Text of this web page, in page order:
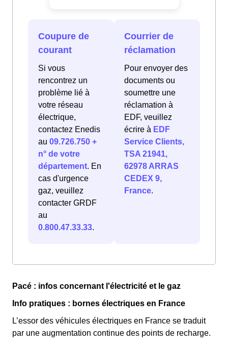
Coupure de
courant
Si vous
rencontrez un
problème lié à
votre réseau
électrique,
contactez Enedis
au 09.726.750 +
n° de votre
département. En
cas d'urgence
gaz, veuillez
contacter GRDF
au
0.800.47.33.33.
Courrier de
réclamation
Pour envoyer des
documents ou
soumettre une
réclamation à
EDF, veuillez
écrire à EDF
Service Clients,
TSA 21941,
62978 ARRAS
CEDEX 9,
France.
Pacé : infos concernant l'électricité et le gaz
Info pratiques : bornes électriques en France
L’essor des véhicules électriques en France se traduit
par une augmentation continue des points de recharge.